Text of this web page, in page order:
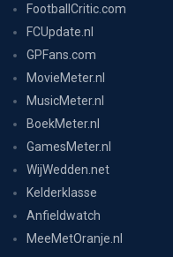
FootballCritic.com
FCUpdate.nl
GPFans.com
MovieMeter.nl
MusicMeter.nl
BoekMeter.nl
GamesMeter.nl
WijWedden.net
Kelderklasse
Anfieldwatch
MeeMetOranje.nl